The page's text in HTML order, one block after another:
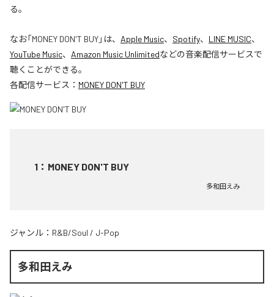
る。
なお「MONEY DON'T BUY」は、 Apple Music、 Spotify、 LINE MUSIC、
YouTube Music、 Amazon Music Unlimitedなどの音楽配信サービスで
聴くことができる。
各配信サービス： MONEY DON'T BUY
1 ： MONEY DON'T BUY
多和田えみ
ジャンル： R&B/Soul / J-Pop
多和田えみ